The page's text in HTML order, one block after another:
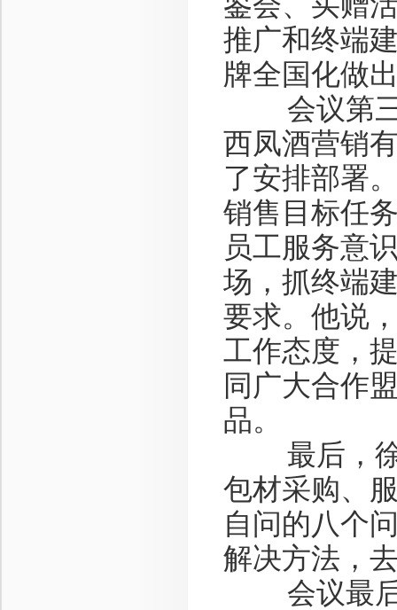
推广和终端
牌全国化做
会议第三
西凤酒营销
了安排部署
销售目标任
员工服务意
场，抓终端
要求。他说
工作态度，
同广大合作
品。
最后，徐
包材采购、
自问的八个
解决方法，
会议最后